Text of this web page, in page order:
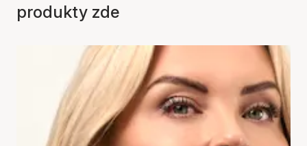
produkty zde